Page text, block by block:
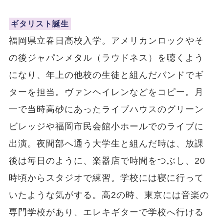
ギタリスト誕生
福岡県立春日高校入学。アメリカンロックやそ
の後ジャパンメタル（ラウドネス）を聴くよう
になり、年上の他校の生徒と組んだバンドでギ
ターを担当。ヴァンヘイレンなどをコピー。月
一で当時高砂にあったライブハウスのグリーン
ビレッジや福岡市民会館小ホールでのライブに
出演。夜間部へ通う大学生と組んだ時は、放課
後は毎日のように、楽器店で時間をつぶし、20
時頃からスタジオで練習。学校には寝に行って
いたような気がする。高2の時、東京には音楽の
専門学校があり、エレキギターで学校へ行ける